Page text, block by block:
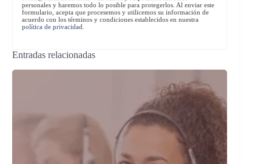
personales y haremos todo lo posible para protegerlos. Al enviar este
formulario, acepta que procesemos y utilicemos su información de
acuerdo con los términos y condiciones establecidos en nuestra
política de privacidad
Entradas relacionadas